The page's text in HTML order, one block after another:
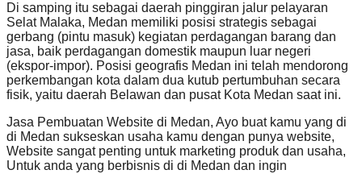
Di samping itu sebagai daerah pinggiran jalur pelayaran
Selat Malaka, Medan memiliki posisi strategis sebagai
gerbang (pintu masuk) kegiatan perdagangan barang dan
jasa, baik perdagangan domestik maupun luar negeri
(ekspor-impor). Posisi geografis Medan ini telah mendorong
perkembangan kota dalam dua kutub pertumbuhan secara
fisik, yaitu daerah Belawan dan pusat Kota Medan saat ini.
Jasa Pembuatan Website di Medan, Ayo buat kamu yang di
di Medan sukseskan usaha kamu dengan punya website,
Website sangat penting untuk marketing produk dan usaha,
Untuk anda yang berbisnis di di Medan dan ingin